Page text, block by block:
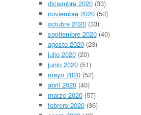
diciembre 2020(33)
noviembre 2020(50)
octubre 2020(33)
septiembre 2020(40)
agosto 2020(23)
julio 2020(20)
junio 2020(51)
mayo 2020(52)
abril 2020(40)
marzo 2020(57)
febrero 2020(36)